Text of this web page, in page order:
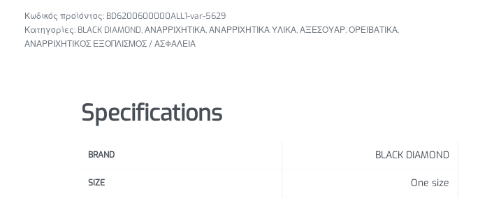
BD6200600000ALL1-var-5629
Κατηγορίες: BLACK DIAMOND,ΑΝΑΡΡΙΧΗΤΙΚΑ,ΑΝΑΡΡΙΧΗΤΙΚΑ ΥΛΙΚΑ,ΑΞΕΣΟΥΑΡ,ΟΡΕΙΒΑΤΙΚΑ,
ΑΝΑΡΡΙΧΗΤΙΚΟΣ ΕΞΟΠΛΙΣΜΟΣ / ΑΣΦΑΛΕΙΑ
Specifications
BRAND BLACK DIAMOND
SIZE One size